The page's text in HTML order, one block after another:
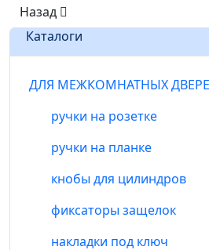
Назад
Каталоги
ДЛЯ МЕЖКОМНАТНЫХ
ручки на розетке
ручки на планке
кнобы для цилиндров
фиксаторы защелок
накладки под ключ